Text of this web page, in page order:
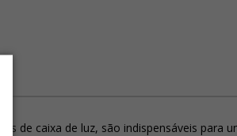
de caixa de luz, são indispensáveis para